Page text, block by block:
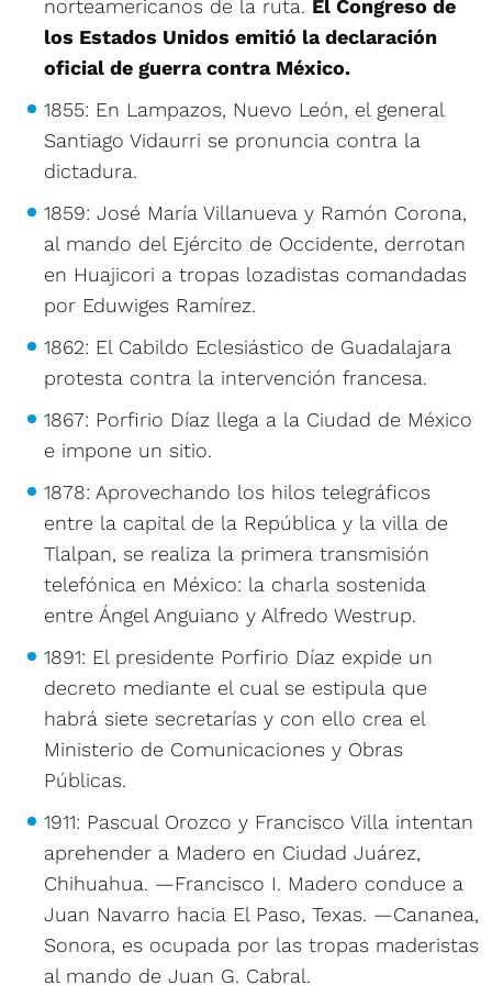
norteamericanos de la ruta. El Congreso de
los Estados Unidos emitió la declaración
oficial de guerra contra México.
1855: En Lampazos, Nuevo León, el general
Santiago Vidaurri se pronuncia contra la
dictadura.
1859: José María Villanueva y Ramón Corona,
al mando del Ejército de Occidente, derrotan
en Huajicori a tropas lozadistas comandadas
por Eduwiges Ramírez.
1862: El Cabildo Eclesiástico de Guadalajara
protesta contra la intervención francesa.
1867: Porfirio Díaz llega a la Ciudad de México
e impone un sitio.
1878: Aprovechando los hilos telegráficos
entre la capital de la República y la villa de
Tlalpan, se realiza la primera transmisión
telefónica en México: la charla sostenida
entre Ángel Anguiano y Alfredo Westrup.
1891: El presidente Porfirio Díaz expide un
decreto mediante el cual se estipula que
habrá siete secretarías y con ello crea el
Ministerio de Comunicaciones y Obras
Públicas.
1911: Pascual Orozco y Francisco Villa intentan
aprehender a Madero en Ciudad Juárez,
Chihuahua. —Francisco I. Madero conduce a
Juan Navarro hacia El Paso, Texas. —Cananea,
Sonora, es ocupada por las tropas maderistas
al mando de Juan G. Cabral.